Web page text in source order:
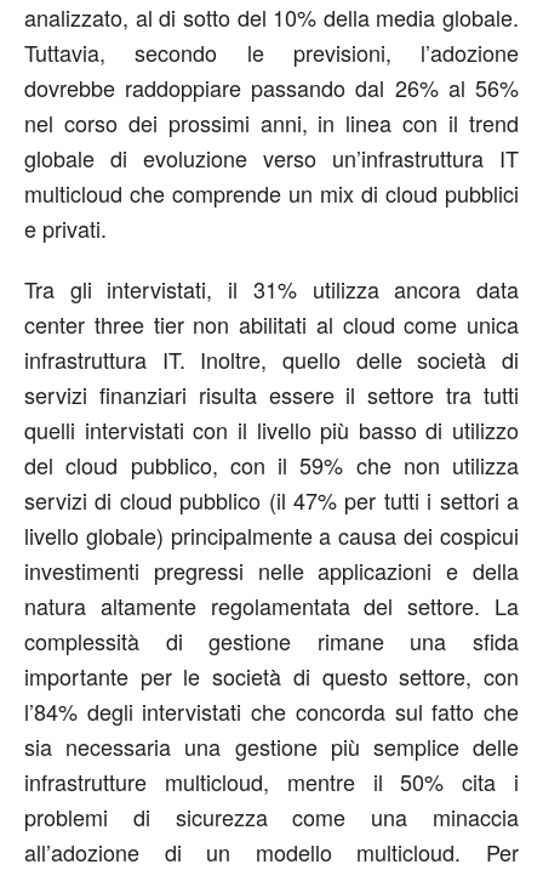
analizzato, al di sotto del 10% della media globale.
Tuttavia, secondo le previsioni, l’adozione
dovrebbe raddoppiare passando dal 26% al 56%
nel corso dei prossimi anni, in linea con il trend
globale di evoluzione verso un’infrastruttura IT
multicloud che comprende un mix di cloud pubblici
e privati.
Tra gli intervistati, il 31% utilizza ancora data
center three tier non abilitati al cloud come unica
infrastruttura IT. Inoltre, quello delle società di
servizi finanziari risulta essere il settore tra tutti
quelli intervistati con il livello più basso di utilizzo
del cloud pubblico, con il 59% che non utilizza
servizi di cloud pubblico (il 47% per tutti i settori a
livello globale) principalmente a causa dei cospicui
investimenti pregressi nelle applicazioni e della
natura altamente regolamentata del settore. La
complessità di gestione rimane una sfida
importante per le società di questo settore, con
l’84% degli intervistati che concorda sul fatto che
sia necessaria una gestione più semplice delle
infrastrutture multicloud, mentre il 50% cita i
problemi di sicurezza come una minaccia
all’adozione di un modello multicloud. Per